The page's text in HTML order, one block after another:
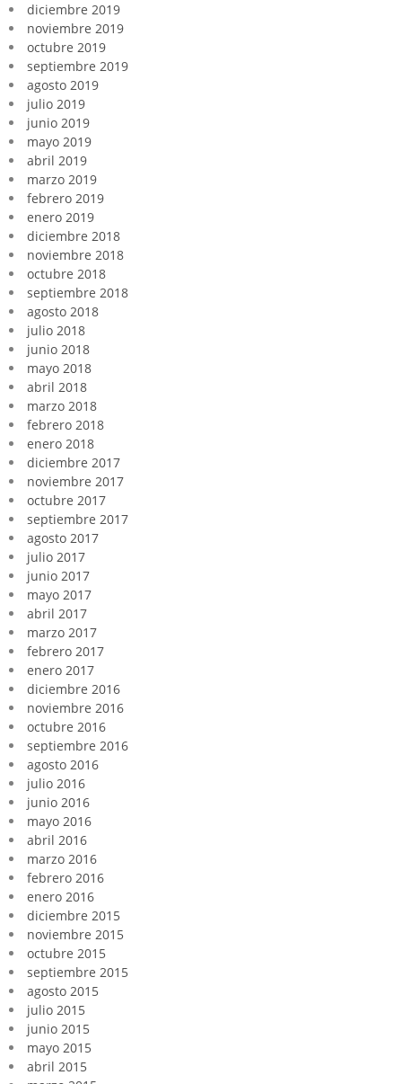
diciembre 2019
noviembre 2019
octubre 2019
septiembre 2019
agosto 2019
julio 2019
junio 2019
mayo 2019
abril 2019
marzo 2019
febrero 2019
enero 2019
diciembre 2018
noviembre 2018
octubre 2018
septiembre 2018
agosto 2018
julio 2018
junio 2018
mayo 2018
abril 2018
marzo 2018
febrero 2018
enero 2018
diciembre 2017
noviembre 2017
octubre 2017
septiembre 2017
agosto 2017
julio 2017
junio 2017
mayo 2017
abril 2017
marzo 2017
febrero 2017
enero 2017
diciembre 2016
noviembre 2016
octubre 2016
septiembre 2016
agosto 2016
julio 2016
junio 2016
mayo 2016
abril 2016
marzo 2016
febrero 2016
enero 2016
diciembre 2015
noviembre 2015
octubre 2015
septiembre 2015
agosto 2015
julio 2015
junio 2015
mayo 2015
abril 2015